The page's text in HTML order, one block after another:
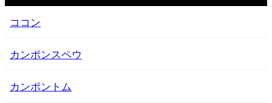
ココン
カンポンスペウ
カンポントム